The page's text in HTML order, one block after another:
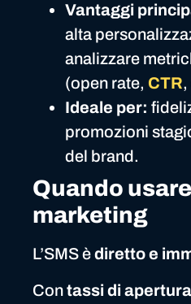
Vantaggi
alta
analizzare
(open rate, CTR
Ideale per:
promozioni
del brand.
Quando
marketing
L’SMS èdiretto e
Contassi di